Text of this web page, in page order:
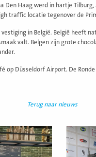
Den Haag werd in hartje
traffic locatie tegenover de
in België. België heeft
valt. Belgen zijn grote
op Düsseldorf Airport. De
Terug naar nieuws
Lees
meer